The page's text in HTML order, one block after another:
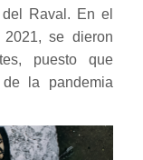
Raval. En el
se dieron
puesto que
la pandemia